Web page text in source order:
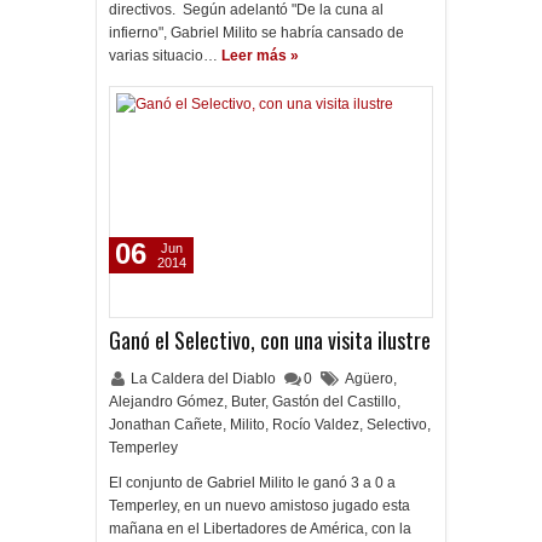
directivos. Según adelantó "De la cuna al
infierno", Gabriel Milito se habría cansado de
varias situacio… Leer más »
Ganó el Selectivo, con una visita ilustre
La Caldera del Diablo 0 Agüero,
Alejandro Gómez, Buter, Gastón del Castillo,
Jonathan Cañete, Milito, Rocío Valdez, Selectivo,
Temperley
El conjunto de Gabriel Milito le ganó 3 a 0 a
Temperley, en un nuevo amistoso jugado esta
mañana en el Libertadores de América, con la
06
Jun
2014